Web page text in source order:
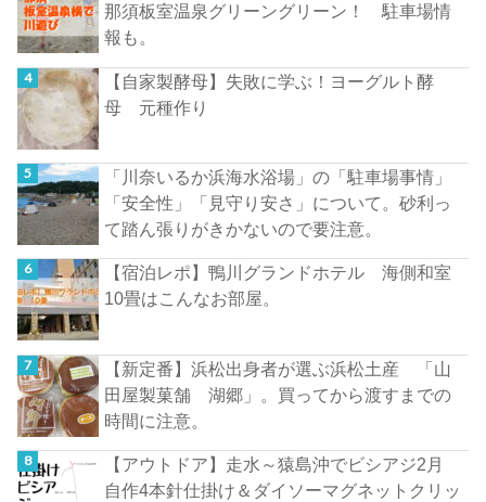
那須板室温泉グリーングリーン！ 駐車場情
報も。
【自家製酵母】失敗に学ぶ！ヨーグルト酵
母 元種作り
「川奈いるか浜海水浴場」の「駐車場事情」
「安全性」「見守り安さ」について。砂利っ
て踏ん張りがきかないので要注意。
【宿泊レポ】鴨川グランドホテル 海側和室
10畳はこんなお部屋。
【新定番】浜松出身者が選ぶ浜松土産 「山
田屋製菓舗 湖郷」。買ってから渡すまでの
時間に注意。
【アウトドア】走水～猿島沖でビシアジ2月
自作4本針仕掛け＆ダイソーマグネットクリッ